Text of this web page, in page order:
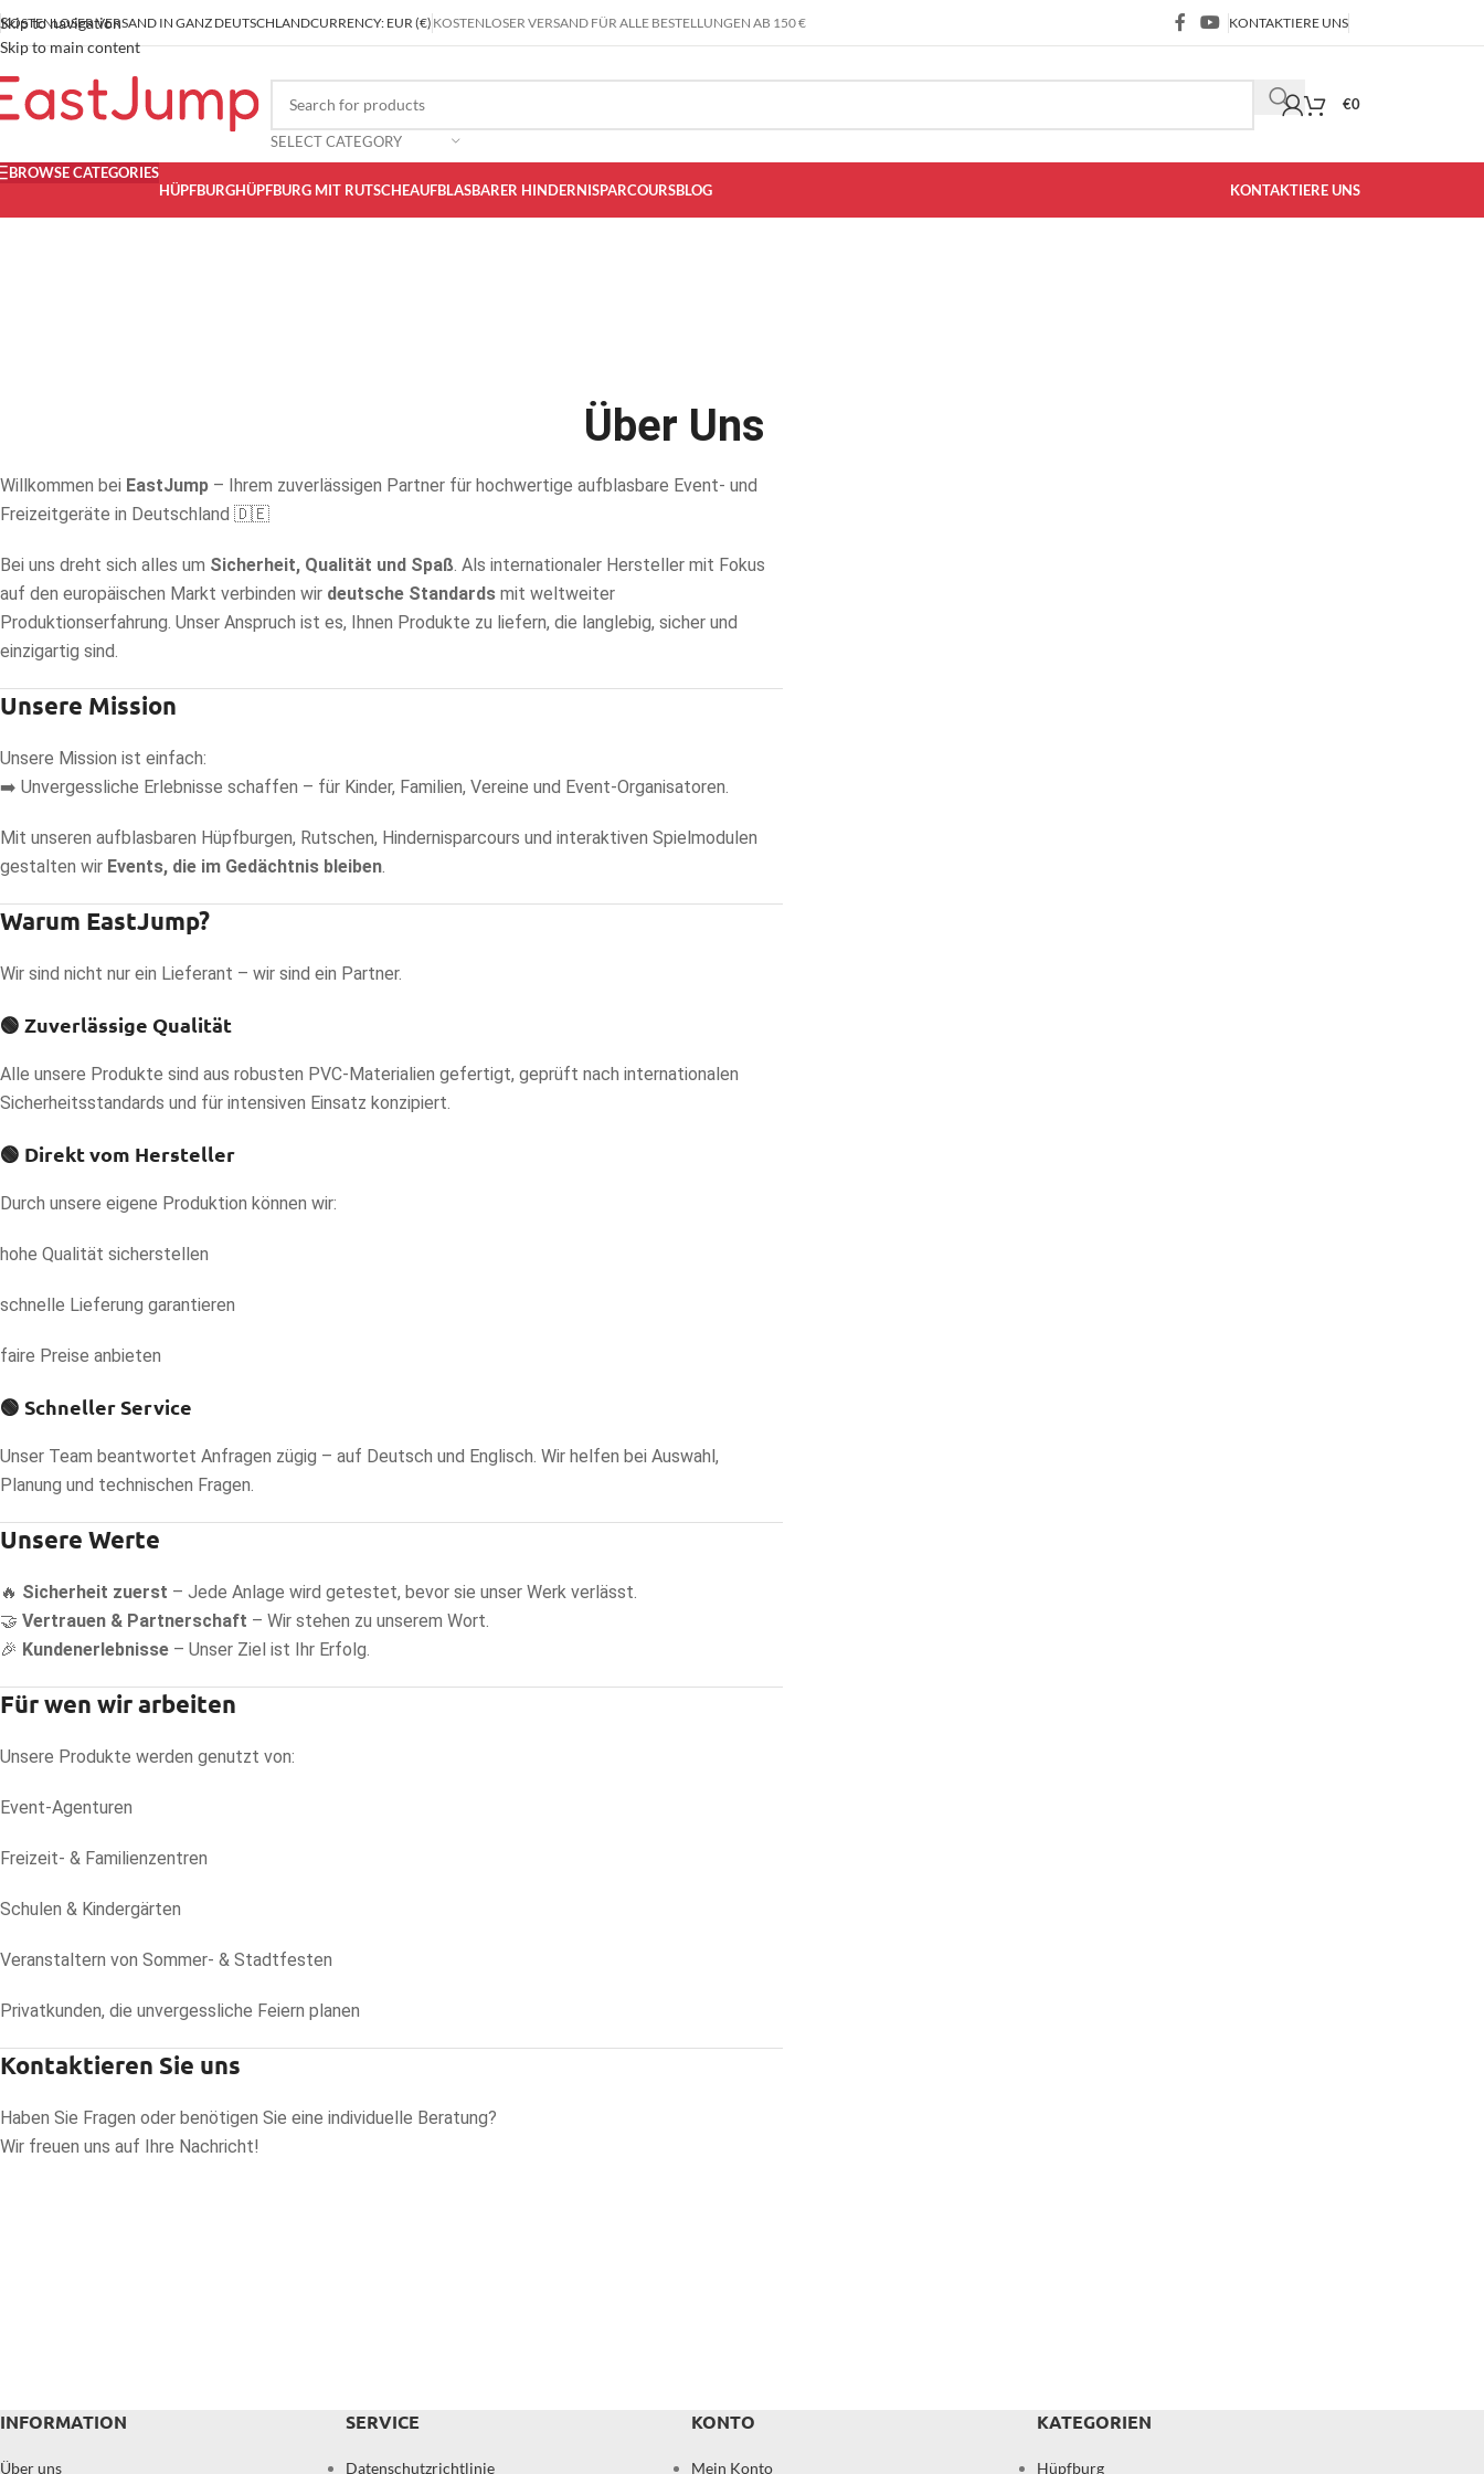
Skip to navigation
Skip to main content
KOSTENLOSER VERSAND IN GANZ DEUTSCHLANDCURRENCY: EUR (€) KOSTENLOSER VERSAND FÜR ALLE BESTELLUNGEN AB 150 € KONTAKTIERE UNS
SELECT CATEGORY
€0
BROWSE CATEGORIES
HÜPFBURGHÜPFBURG MIT RUTSCHEAUFBLASBARER HINDERNISPARCOURSBLOG KONTAKTIERE UNS
Über Uns
Willkommen bei EastJump – Ihrem zuverlässigen Partner für hochwertige aufblasbare Event- und
Freizeitgeräte in Deutschland 🇩🇪
Bei uns dreht sich alles um Sicherheit, Qualität und Spaß. Als internationaler Hersteller mit Fokus
auf den europäischen Markt verbinden wir deutsche Standards mit weltweiter
Produktionserfahrung. Unser Anspruch ist es, Ihnen Produkte zu liefern, die langlebig, sicher und
einzigartig sind.
Unsere Mission
Unsere Mission ist einfach:
➡️ Unvergessliche Erlebnisse schaffen – für Kinder, Familien, Vereine und Event-Organisatoren.
Mit unseren aufblasbaren Hüpfburgen, Rutschen, Hindernisparcours und interaktiven Spielmodulen
gestalten wir Events, die im Gedächtnis bleiben.
Warum EastJump?
Wir sind nicht nur ein Lieferant – wir sind ein Partner.
🟢 Zuverlässige Qualität
Alle unsere Produkte sind aus robusten PVC-Materialien gefertigt, geprüft nach internationalen
Sicherheitsstandards und für intensiven Einsatz konzipiert.
🟢 Direkt vom Hersteller
Durch unsere eigene Produktion können wir:
hohe Qualität sicherstellen
schnelle Lieferung garantieren
faire Preise anbieten
🟢 Schneller Service
Unser Team beantwortet Anfragen zügig – auf Deutsch und Englisch. Wir helfen bei Auswahl,
Planung und technischen Fragen.
Unsere Werte
🔥 Sicherheit zuerst – Jede Anlage wird getestet, bevor sie unser Werk verlässt.
🤝 Vertrauen & Partnerschaft – Wir stehen zu unserem Wort.
🎉 Kundenerlebnisse – Unser Ziel ist Ihr Erfolg.
Für wen wir arbeiten
Unsere Produkte werden genutzt von:
Event-Agenturen
Freizeit- & Familienzentren
Schulen & Kindergärten
Veranstaltern von Sommer- & Stadtfesten
Privatkunden, die unvergessliche Feiern planen
Kontaktieren Sie uns
Haben Sie Fragen oder benötigen Sie eine individuelle Beratung?
Wir freuen uns auf Ihre Nachricht!
INFORMATION
Über uns
SERVICE
Datenschutzrichtlinie
KONTO
Mein Konto
KATEGORIEN
Hüpfburg